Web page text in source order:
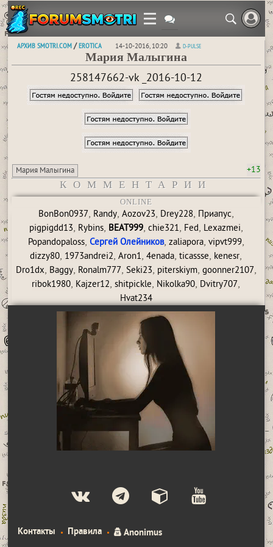
АРХИВ SMOTRI.COM /EROTICA 14-10-2016, 10:20 D-PULSE
Мария Малыгина
258147662-vk _2016-10-12
Мария Малыгина +13
КОММЕНТАРИИ
ONLINE
BonBon0937, Randy, Aozov23, Drey228, Приапус,
pigpigdd13, Rybins, BEAT999, сhie321, Fed, Lexazmei,
Popandopaloss, Сергей Олейников, zaliapora, vipvt999,
dizzy80, 1973andrei2,Aron1,4enada,ticassse, kenesr,
Dro1dx, Baggy, Ronalm777, Seki23, piterskiym, goonner2107,
ribok1980, Kajzer12,shitpickle, Nikolka90, Dvitry707,
Hvat234
Контакты Правила Anonimus